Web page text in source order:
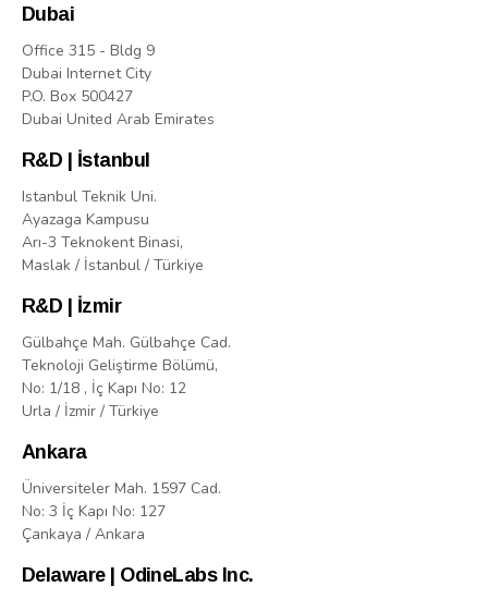
Dubai
Office 315 - Bldg 9
Dubai Internet City
P.O. Box 500427
Dubai United Arab Emirates
R&D | İstanbul
Istanbul Teknik Uni.
Ayazaga Kampusu
Arı-3 Teknokent Binasi,
Maslak / İstanbul / Türkiye
R&D | İzmir
Gülbahçe Mah. Gülbahçe Cad.
Teknoloji Geliştirme Bölümü,
No: 1/18 , İç Kapı No: 12
Urla / İzmir / Türkiye
Ankara
Üniversiteler Mah. 1597 Cad.
No: 3 İç Kapı No: 127
Çankaya / Ankara
Delaware | OdineLabs Inc.